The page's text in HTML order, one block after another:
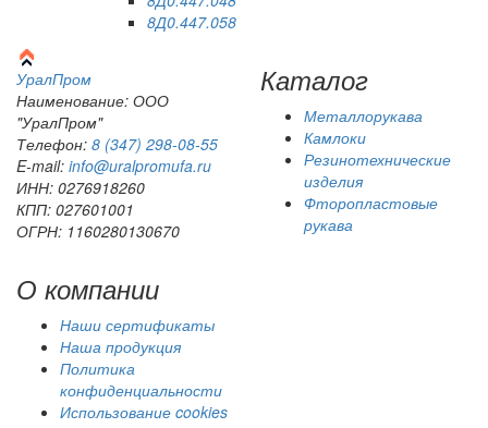
8Д0.447.058
УралПром
Наименование: ООО
"УралПром"
Телефон: 8 (347) 298‑08‑55
E-mail: info@uralpromufa.ru
ИНН: 0276918260
КПП: 027601001
ОГРН: 1160280130670
Каталог
Металлорукава
Камлоки
Резинотехнические
изделия
Фторопластовые
рукава
О компании
Наши сертификаты
Наша продукция
Политика
конфиденциальности
Использование cookies